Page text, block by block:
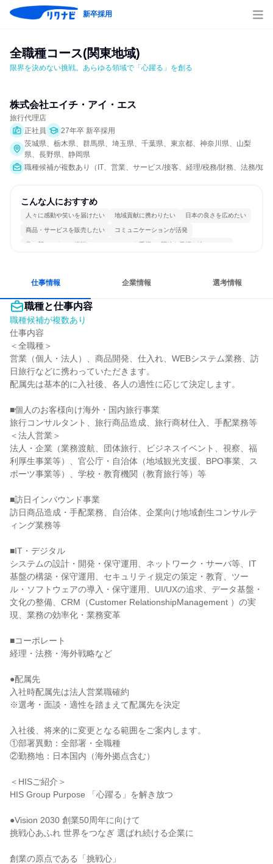
新卒採用
全職種コース(関東地域)
限界を決めない挑戦。あらゆる領域で「心躍る」を創る
株式会社エイチ・アイ・エス
旅行代理店
正社員
27年卒 新卒採用
茨城県、栃木県、群馬県、埼玉県、千葉県、東京都、神奈川県、山梨
県、長野県、静岡県
職種候補が複数あり（IT、営業、サービス/接客、経理/税務/財務、法務/知
こんな人におすすめ
人々に感動や笑いを届けたい 地域貢献に携わりたい 日本の良さを広めたい
商品・サービスを販売したい コミュニケーションが活発
常に新しいものに挑戦 チームワークを重視 明確な目標を追いかける
仕事情報 企業情報 選考情報
職種と仕事内容
職種候補が複数あり
仕事内容
＜全職種＞
営業（個人・法人）、商品開発、仕入れ、WEBシステム業務、訪
日旅行などに携わっていただきます。
配属先は基本的に入社後、各人の適性に応じて決定します。
■個人のお客様向け海外・国内旅行事業
旅行コンサルタント、旅行商品造成、旅行商材仕入、手配業務等
＜法人営業＞
法人・企業（業務渡航、団体旅行、ビジネスイベント、視察、福
利厚生事業等）、官公庁・自治体（地域観光支援、BPO事業、ス
ポーツ事業等）、学校・教育機関（教育旅行等）等
■訪日インバウンド事業
訪日商品造成・手配業務、自治体、企業向け地域創生コンサルテ
ィング業務等
■IT・デジタル
システムの設計・開発・保守運用、ネットワーク・サーバ等、IT
基盤の構築・保守運用、セキュリティ規定の策定・教育、ツー
ル・ソフトウェアの導入・保守運用、UI/UXの追求、データ基盤・
文化の整備、CRM（Customer RelationshipManagement ）の実
現、業務の効率化・業務変革
■コーポレート
経理・法務・海外戦略など
●配属先
入社時配属先は法人営業職確約
※選考・面談・適性を踏まえて配属先を決定
入社後、将来的に変更となる範囲をご案内します。
①部署異動：全部署・全職種
②勤務地：日本国内（海外拠点含む）
＜HISご紹介＞
HIS Group Purpose 「心躍る」を解き放つ
●Vision 2030 創業50周年に向けて
挑戦心あふれ 世界をつなぎ 選ばれ続ける企業に
創業の原点である「挑戦心」